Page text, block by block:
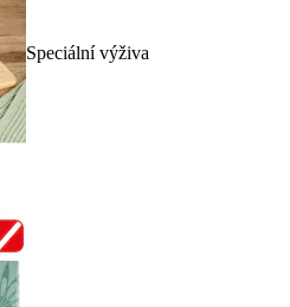
Speciální výživa